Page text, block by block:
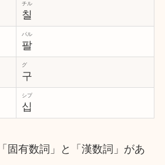
칠
チル
팔
パル
구
グ
십
シプ
固有数詞」と「漢数詞」があ